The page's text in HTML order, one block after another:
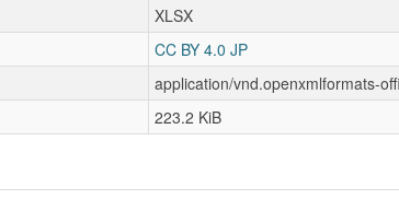
XLSX
CC BY 4.0 JP
application/vnd.openxmlformats-
223.2 KiB